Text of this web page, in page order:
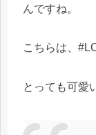
んですね。
こちらは、
とっても可愛